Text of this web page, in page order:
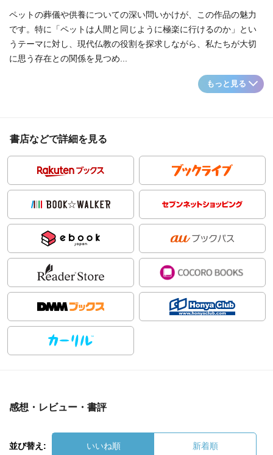
ペットの葬儀や供養についての深い問いかけが、この作品の魅力
です。特に「ペットは人間と同じように極楽に行けるのか」とい
うテーマに対し、現代仏教の役割を探求しながら、私たちが大切
に思う存在との関係を見つめ...
もっと見る
書店などで詳細を見る
感想・レビュー・書評
並び替え: いいね順 新着順